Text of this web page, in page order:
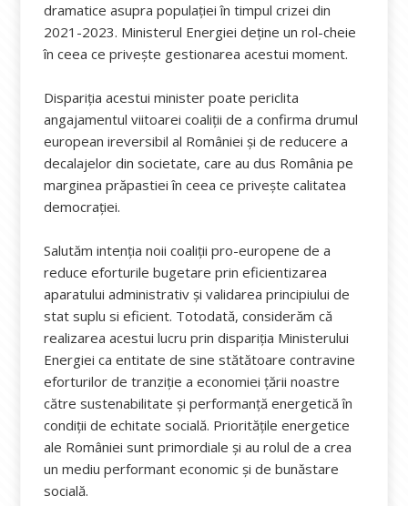
dramatice asupra populației în timpul crizei din
2021-2023. Ministerul Energiei deține un rol-cheie
în ceea ce privește gestionarea acestui moment.
Dispariția acestui minister poate periclita
angajamentul viitoarei coaliții de a confirma drumul
european ireversibil al României și de reducere a
decalajelor din societate, care au dus România pe
marginea prăpastiei în ceea ce privește calitatea
democrației.
Salutăm intenția noii coaliții pro-europene de a
reduce eforturile bugetare prin eficientizarea
aparatului administrativ și validarea principiului de
stat suplu si eficient. Totodată, considerăm că
realizarea acestui lucru prin dispariția Ministerului
Energiei ca entitate de sine stătătoare contravine
eforturilor de tranziție a economiei țării noastre
către sustenabilitate și performanță energetică în
condiții de echitate socială. Prioritățile energetice
ale României sunt primordiale și au rolul de a crea
un mediu performant economic și de bunăstare
socială.